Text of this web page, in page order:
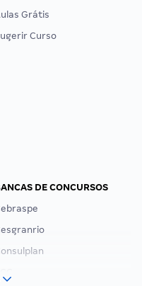
Grátis
Curso
DE CONCURSOS